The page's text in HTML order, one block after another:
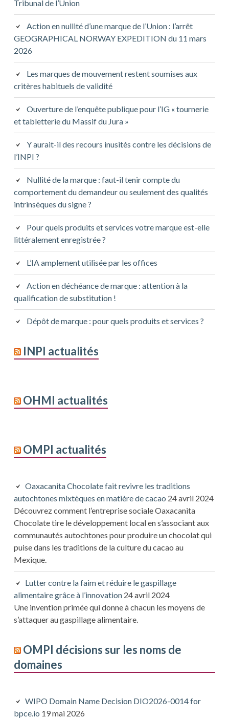
Tribunal de l’Union
Action en nullité d’une marque de l’Union : l’arrêt
GEOGRAPHICAL NORWAY EXPEDITION du 11 mars
2026
Les marques de mouvement restent soumises aux
critères habituels de validité
Ouverture de l’enquête publique pour l’IG « tournerie
et tabletterie du Massif du Jura »
Y aurait-il des recours inusités contre les décisions de
l’INPI ?
Nullité de la marque : faut-il tenir compte du
comportement du demandeur ou seulement des qualités
intrinsèques du signe ?
Pour quels produits et services votre marque est-elle
littéralement enregistrée ?
L’IA amplement utilisée par les offices
Action en déchéance de marque : attention à la
qualification de substitution !
Dépôt de marque : pour quels produits et services ?
INPI actualités
OHMI actualités
OMPI actualités
Oaxacanita Chocolate fait revivre les traditions
autochtones mixtèques en matière de cacao 24 avril 2024
Découvrez comment l’entreprise sociale Oaxacanita
Chocolate tire le développement local en s’associant aux
communautés autochtones pour produire un chocolat qui
puise dans les traditions de la culture du cacao au
Mexique.
Lutter contre la faim et réduire le gaspillage
alimentaire grâce à l’innovation 24 avril 2024
Une invention primée qui donne à chacun les moyens de
s’attaquer au gaspillage alimentaire.
OMPI décisions sur les noms de
domaines
WIPO Domain Name Decision DIO2026-0014 for
bpce.io 19 mai 2026